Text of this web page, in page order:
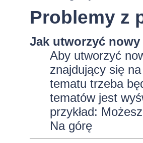
Problemy z
Jak utworzyć
Aby utworzyć
znajdujący się
tematu trzeba
tematów jest
przykład:
Na górę